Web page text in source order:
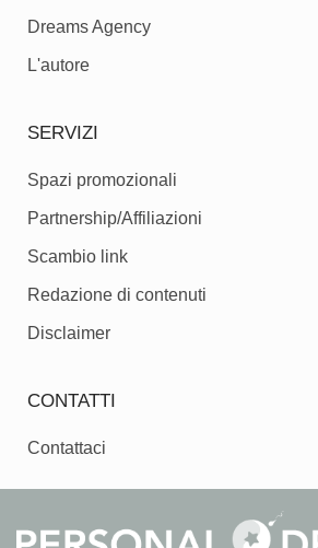
Dreams Agency
L'autore
SERVIZI
Spazi promozionali
Partnership/Affiliazioni
Scambio link
Redazione di contenuti
Disclaimer
CONTATTI
Contattaci